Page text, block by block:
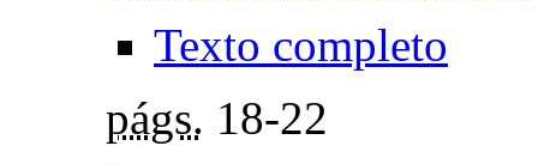
Texto completo
págs. 18-22